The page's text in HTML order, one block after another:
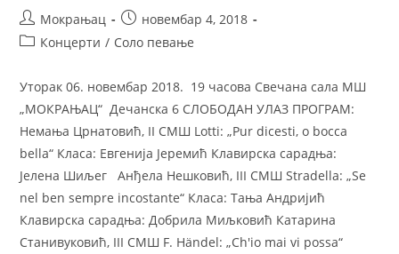
Мокрањац
новембар 4, 2018
Концерти / Соло певање
Уторак 06. новембар 2018. 19 часова Свечана сала МШ
„МОКРАЊАЦ“ Дечанска 6 СЛОБОДАН УЛАЗ ПРОГРАМ:
Немања Црнатовић, II СМШ Lotti: „Pur dicesti, o bocca
bella“ Класа: Евгенија Јеремић Клавирска сарадња:
Јелена Шиљег Анђела Нешковић, III СМШ Stradella: „Se
nel ben sempre incostante“ Класа: Тања Андријић
Клавирска сарадња: Добрила Миљковић Катарина
Станивуковић, III СМШ F. Händel: „Ch'io mai vi possa“